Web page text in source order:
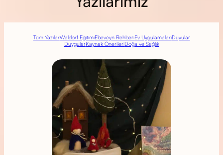
Tüm YazılarWaldorf EğitimiEbeveyn RehberiEv UygulamalarıDuyular
DuygularKaynak ÖnerileriDoğa ve Sağlık